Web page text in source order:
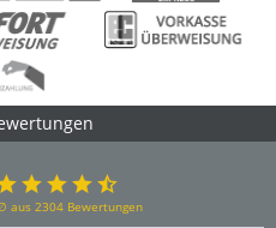
aus 2304 Bewertungen